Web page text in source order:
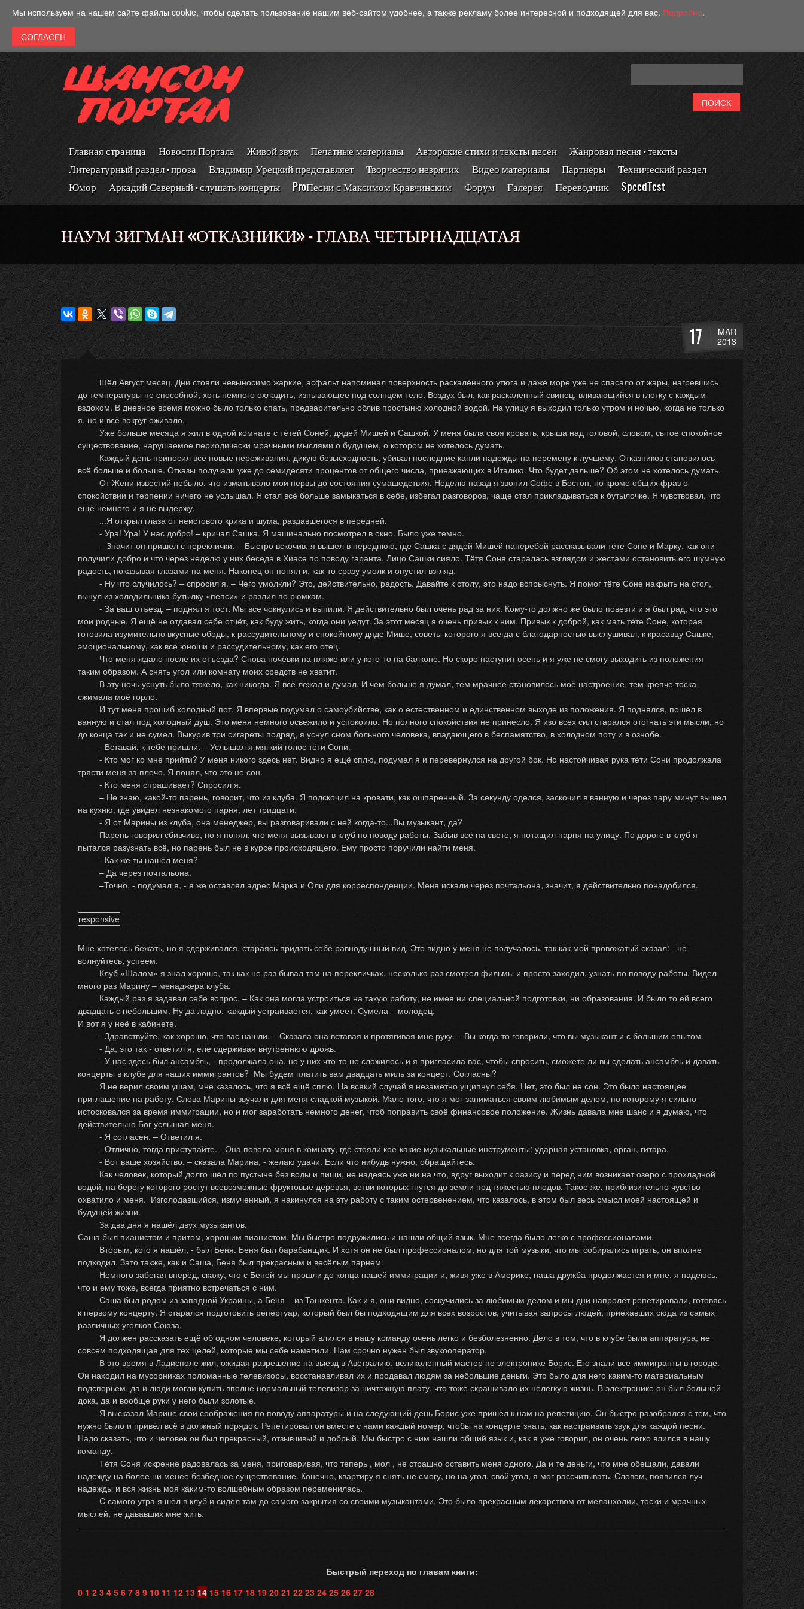
Мы используем на нашем сайте файлы cookie, чтобы сделать пользование нашим веб-сайтом удобнее, а также рекламу более интересной и подходящей для вас. Подробно.
Главная страница Новости Портала Живой звук Печатные материалы Авторские стихи и тексты песен
Жанровая песня - тексты
Литературный раздел - проза
Владимир Урецкий представляет Творчество незрячих Видео материалы Партнёры
Технический раздел
Юмор
Аркадий Северный - слушать концерты ProПесни с Максимом Кравчинским Форум Галерея Переводчик SpeedTest
НАУМ ЗИГМАН «ОТКАЗНИКИ» - ГЛАВА ЧЕТЫРНАДЦАТАЯ
17
MAR
2013
Шёл Август месяц. Дни стояли невыносимо жаркие, асфальт напоминал поверхность раскалённого утюга и даже море уже не спасало от жары, нагревшись
до температуры не способной, хоть немного охладить, изнывающее под солнцем тело. Воздух был, как раскаленный свинец, вливающийся в глотку с каждым
вздохом. В дневное время можно было только спать, предварительно облив простыню холодной водой. На улицу я выходил только утром и ночью, когда не только
я, но и всё вокруг оживало.
Уже больше месяца я жил в одной комнате с тётей Соней, дядей Мишей и Сашкой. У меня была своя кровать, крыша над головой, словом, сытое спокойное
существование, нарушаемое периодически мрачными мыслями о будущем, о котором не хотелось думать.
Каждый день приносил всё новые переживания, дикую безысходность, убивал последние капли надежды на перемену к лучшему. Отказников становилось
всё больше и больше. Отказы получали уже до семидесяти процентов от общего числа, приезжающих в Италию. Что будет дальше? Об этом не хотелось думать.
От Жени известий небыло, что изматывало мои нервы до состояния сумашедствия. Неделю назад я звонил Софе в Бостон, но кроме общих фраз о
спокойствии и терпении ничего не услышал. Я стал всё больше замыкаться в себе, избегал разговоров, чаще стал прикладываться к бутылочке. Я чувствовал, что
ещё немного и я не выдержу.
...Я открыл глаза от неистового крика и шума, раздавшегося в передней.
- Ура! Ура! У нас добро! – кричал Сашка. Я машинально посмотрел в окно. Было уже темно.
– Значит он пришёл с переклички. - Быстро вскочив, я вышел в переднюю, где Сашка с дядей Мишей наперебой рассказывали тёте Соне и Марку, как они
получили добро и что через неделю у них беседа в Хиасе по поводу гаранта. Лицо Сашки сияло. Тётя Соня старалась взглядом и жестами остановить его шумную
радость, показывая глазами на меня. Наконец он понял и, как-то сразу умолк и опустил взгляд.
- Ну что случилось? – спросил я. – Чего умолкли? Это, действительно, радость. Давайте к столу, это надо вспрыснуть. Я помог тёте Соне накрыть на стол,
вынул из холодильника бутылку «пепси» и разлил по рюмкам.
- За ваш отъезд. – поднял я тост. Мы все чокнулись и выпили. Я действительно был очень рад за них. Кому-то должно же было повезти и я был рад, что это
мои родные. Я ещё не отдавал себе отчёт, как буду жить, когда они уедут. За этот месяц я очень привык к ним. Привык к доброй, как мать тёте Соне, которая
готовила изумительно вкусные обеды, к рассудительному и спокойному дяде Мише, советы которого я всегда с благодарностью выслушивал, к красавцу Сашке,
эмоциональному, как все юноши и рассудительному, как его отец.
Что меня ждало после их отъезда? Снова ночёвки на пляже или у кого-то на балконе. Но скоро наступит осень и я уже не смогу выходить из положения
таким образом. А снять угол или комнату моих средств не хватит.
В эту ночь уснуть было тяжело, как никогда. Я всё лежал и думал. И чем больше я думал, тем мрачнее становилось моё настроение, тем крепче тоска
сжимала моё горло.
И тут меня прошиб холодный пот. Я впервые подумал о самоубийстве, как о естественном и единственном выходе из положения. Я поднялся, пошёл в
ванную и стал под холодный душ. Это меня немного освежило и успокоило. Но полного спокойствия не принесло. Я изо всех сил старался отогнать эти мысли, но
до конца так и не сумел. Выкурив три сигареты подряд, я уснул сном больного человека, впадающего в беспамятство, в холодном поту и в ознобе.
- Вставай, к тебе пришли. – Услышал я мягкий голос тёти Сони.
- Кто мог ко мне прийти? У меня никого здесь нет. Видно я ещё сплю, подумал я и перевернулся на другой бок. Но настойчивая рука тёти Сони продолжала
трясти меня за плечо. Я понял, что это не сон.
- Кто меня спрашивает? Спросил я.
– Не знаю, какой-то парень, говорит, что из клуба. Я подскочил на кровати, как ошпаренный. За секунду оделся, заскочил в ванную и через пару минут вышел
на кухню, где увидел незнакомого парня, лет тридцати.
- Я от Марины из клуба, она менеджер, вы разговаривали с ней когда-то...Вы музыкант, да?
Парень говорил сбивчиво, но я понял, что меня вызывают в клуб по поводу работы. Забыв всё на свете, я потащил парня на улицу. По дороге в клуб я
пытался разузнать всё, но парень был не в курсе происходящего. Ему просто поручили найти меня.
- Как же ты нашёл меня?
– Да через почтальона.
–Точно, - подумал я, - я же оставлял адрес Марка и Оли для корреспонденции. Меня искали через почтальона, значит, я действительно понадобился.
responsive
Мне хотелось бежать, но я сдерживался, стараясь придать себе равнодушный вид. Это видно у меня не получалось, так как мой провожатый сказал: - не
волнуйтесь, успеем.
Клуб «Шалом» я знал хорошо, так как не раз бывал там на перекличках, несколько раз смотрел фильмы и просто заходил, узнать по поводу работы. Видел
много раз Марину – менаджера клуба.
Каждый раз я задавал себе вопрос. – Как она могла устроиться на такую работу, не имея ни специальной подготовки, ни образования. И было то ей всего
двадцать с небольшим. Ну да ладно, каждый устраивается, как умеет. Сумела – молодец.
И вот я у неё в кабинете.
- Здравствуйте, как хорошо, что вас нашли. – Сказала она вставая и протягивая мне руку. – Вы когда-то говорили, что вы музыкант и с большим опытом.
- Да, это так - ответил я, еле сдерживая внутреннюю дрожь.
- У нас здесь был ансамбль, - продолжала она, но у них что-то не сложилось и я пригласила вас, чтобы спросить, сможете ли вы сделать ансамбль и давать
концерты в клубе для наших иммигрантов? Мы будем платить вам двадцать миль за концерт. Согласны?
Я не верил своим ушам, мне казалось, что я всё ещё сплю. На всякий случай я незаметно ущипнул себя. Нет, это был не сон. Это было настоящее
приглашение на работу. Слова Марины звучали для меня сладкой музыкой. Мало того, что я мог заниматься своим любимым делом, по которому я сильно
истосковался за время иммиграции, но и мог заработать немного денег, чтоб поправить своё финансовое положение. Жизнь давала мне шанс и я думаю, что
действительно Бог услышал меня.
- Я согласен. – Ответил я.
- Отлично, тогда приступайте. - Она повела меня в комнату, где стояли кое-какие музыкальные инструменты: ударная установка, орган, гитара.
- Вот ваше хозяйство. – сказала Марина, - желаю удачи. Если что нибудь нужно, обращайтесь.
Как человек, который долго шёл по пустыне без воды и пищи, не надеясь уже ни на что, вдруг выходит к оазису и перед ним возникает озеро с прохладной
водой, на берегу которого ростут всевозможные фруктовые деревья, ветви которых гнутся до земли под тяжестью плодов. Такое же, приблизительно чувство
охватило и меня. Изголодавшийся, измученный, я накинулся на эту работу с таким остервенением, что казалось, в этом был весь смысл моей настоящей и
будущей жизни.
За два дня я нашёл двух музыкантов.
Саша был пианистом и притом, хорошим пианистом. Мы быстро подружились и нашли общий язык. Мне всегда было легко с профессионалами.
Вторым, кого я нашёл, - был Беня. Беня был барабанщик. И хотя он не был профессионалом, но для той музыки, что мы собирались играть, он вполне
подходил. Зато также, как и Саша, Беня был прекрасным и весёлым парнем.
Немного забегая вперёд, скажу, что с Беней мы прошли до конца нашей иммиграции и, живя уже в Америке, наша дружба продолжается и мне, я надеюсь,
что и ему тоже, всегда приятно встречаться с ним.
Саша был родом из западной Украины, а Беня – из Ташкента. Как и я, они видно, соскучились за любимым делом и мы дни напролёт репетировали, готовясь
к первому концерту. Я старался подготовить репертуар, который был бы подходящим для всех возростов, учитывая запросы людей, приехавших сюда из самых
различных уголков Союза.
Я должен рассказать ещё об одном человеке, который влился в нашу команду очень легко и безболезненно. Дело в том, что в клубе была аппаратура, не
совсем подходящая для тех целей, которые мы себе наметили. Нам срочно нужен был звукооператор.
В это время в Ладисполе жил, ожидая разрешение на выезд в Австралию, великолепный мастер по электронике Борис. Его знали все иммигранты в городе.
Он находил на мусорниках поломанные телевизоры, восстанавливал их и продавал людям за небольшие деньги. Это было для него каким-то материальным
подспорьем, да и люди могли купить вполне нормальный телевизор за ничтожную плату, что тоже скрашивало их нелёгкую жизнь. В электронике он был большой
дока, да и вообще руки у него были золотые.
Я высказал Марине свои соображения по поводу аппаратуры и на следующий день Борис уже пришёл к нам на репетицию. Он быстро разобрался с тем, что
нужно было и привёл всё в должный порядок. Репетировал он вместе с нами каждый номер, чтобы на концерте знать, как настраивать звук для каждой песни.
Надо сказать, что и человек он был прекрасный, отзывчивый и добрый. Мы быстро с ним нашли общий язык и, как я уже говорил, он очень легко влился в нашу
команду.
Тётя Соня искренне радовалась за меня, приговаривая, что теперь , мол , не страшно оставить меня одного. Да и те деньги, что мне обещали, давали
надежду на более ни менее безбедное существование. Конечно, квартиру я снять не смогу, но на угол, свой угол, я мог рассчитывать. Словом, появился луч
надежды и вся жизнь моя каким-то волшебным образом переменилась.
С самого утра я шёл в клуб и сидел там до самого закрытия со своими музыкантами. Это было прекрасным лекарством от меланхолии, тоски и мрачных
мыслей, не дававших мне жить.
Быстрый переход по главам книги:
0 1 2 3 4 5 6 7 8 9 10 11 12 13 14 15 16 17 18 19 20 21 22 23 24 25 26 27 28